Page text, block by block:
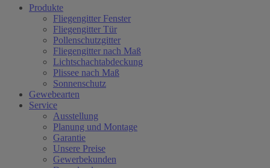
Produkte
Fliegengitter Fenster
Fliegengitter Tür
Pollenschutzgitter
Fliegengitter nach Maß
Lichtschachtabdeckung
Plissee nach Maß
Sonnenschutz
Gewebearten
Service
Ausstellung
Planung und Montage
Garantie
Unsere Preise
Gewerbekunden